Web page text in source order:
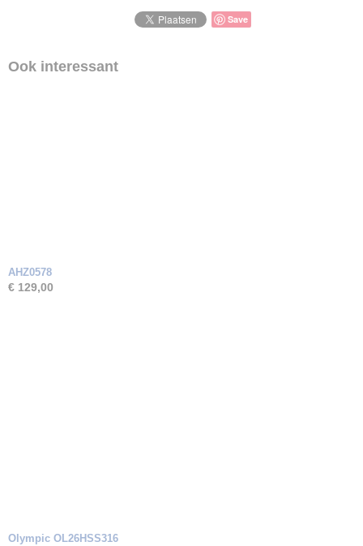
Save
Ook interessant
AHZ0578
€ 129,00
Olympic OL26HSS316